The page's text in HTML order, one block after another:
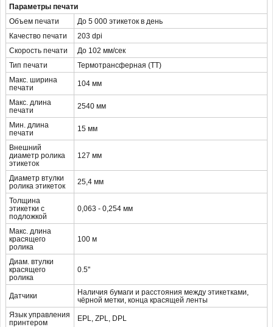
Параметры печати
Объем печати
До 5 000 этикеток в день
Качество печати
203 dpi
Скорость печати
До 102 мм/сек
Тип печати
Термотрансферная (ТТ)
Макс. ширина
печати
104 мм
Макс. длина
печати
2540 мм
Мин. длина
печати
15 мм
Внешний
диаметр ролика
этикеток
127 мм
Диаметр втулки
ролика этикеток
25,4 мм
Толщина
этикетки с
подложкой
0,063 - 0,254 мм
Макс. длина
красящего
ролика
100 м
Диам. втулки
красящего
ролика
0.5''
Датчики
Наличия бумаги и расстояния между этикетками,
чёрной метки, конца красящей ленты
Язык управления
принтером
EPL, ZPL, DPL